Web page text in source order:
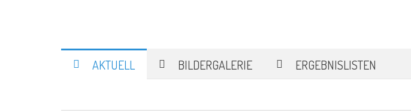
AKTUELL BILDERGALERIE ERGEBNISLISTEN